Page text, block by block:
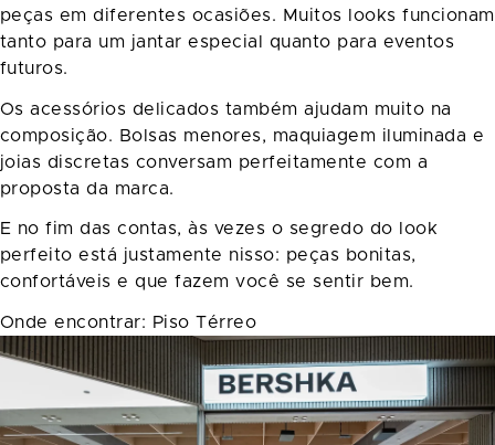
peças em diferentes ocasiões. Muitos looks funcionam
tanto para um jantar especial quanto para eventos
futuros.
Os acessórios delicados também ajudam muito na
composição. Bolsas menores, maquiagem iluminada e
joias discretas conversam perfeitamente com a
proposta da marca.
E no fim das contas, às vezes o segredo do look
perfeito está justamente nisso: peças bonitas,
confortáveis e que fazem você se sentir bem.
Onde encontrar: Piso Térreo